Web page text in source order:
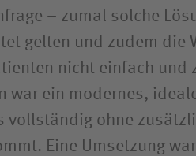
– zumal solche
gelten und zudem die
nicht einfach und
war ein modernes,
vollständig ohne
Eine Umsetzung